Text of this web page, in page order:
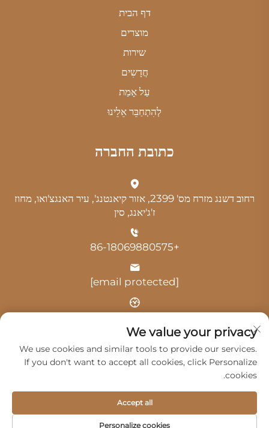
דף הבית
מוצרים
שירות
חֲדָשִים
עַל אָמַת
לְהִתְחַבֵּר אֵלֵינוּ
כתובת החברה
רחוב דשנג מזרח מס' 2399, אזור קיאנטנג', עיר האנגצ'ואו, מחוז
ז'ג'יאנג, סין
+86-18069880575
[email protected]
מדיניותICY
We value your privacy
We use cookies and similar tools to provide our services.
If you don't want to accept all cookies, click Personalize
cookies.
Personalize cookies
Accept all